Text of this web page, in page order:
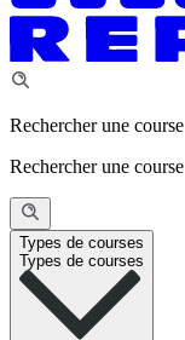
Rechercher une course
Rechercher une course
Types de courses
Types de courses